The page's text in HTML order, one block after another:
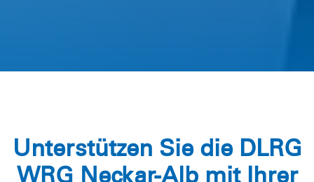
Unterstützen Sie die DLRG
WRG Neckar-Alb mit Ihrer